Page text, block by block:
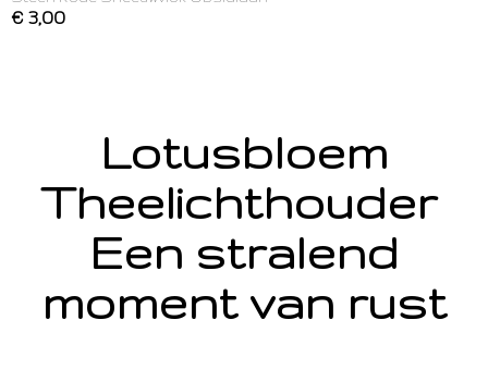
€ 3,00
Lotusbloem
Theelichthouder
Een stralend
moment van rust